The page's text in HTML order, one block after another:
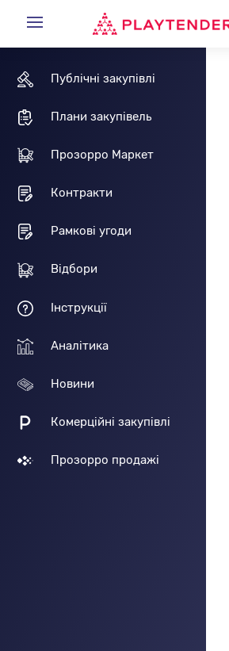
Публічні закупівлі
Плани закупівель
Прозорро Маркет
Контракти
Рамкові угоди
Відбори
Інструкції
Аналітика
Новини
Комерційні закупівлі
Прозорро продажі